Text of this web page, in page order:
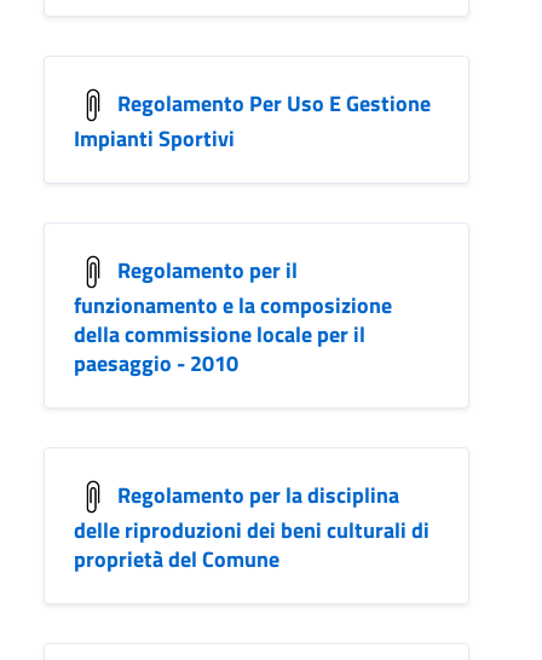
Regolamento Per Uso E Gestione
Impianti Sportivi
Regolamento per il
funzionamento e la composizione
della commissione locale per il
paesaggio - 2010
Regolamento per la disciplina
delle riproduzioni dei beni culturali di
proprietà del Comune